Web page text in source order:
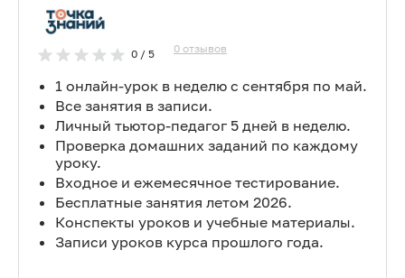
0/ 5 0 отзывов
1 онлайн-урок в неделю с сентября по май.
Все занятия в записи.
Личный тьютор-педагог 5 дней в неделю.
Проверка домашних заданий по каждому
уроку.
Входное и ежемесячное тестирование.
Бесплатные занятия летом 2026.
Конспекты уроков и учебные материалы.
Записи уроков курса прошлого года.